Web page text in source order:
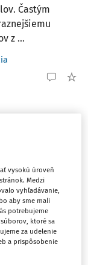
Častým
z ...
triedený zber
požiadavky
štáty. Zber
vysokú úroveň
Medzi
vyhľadávanie,
aby sme mali
potrebujeme
ktoré sa
za udelenie
a prispôsobenie